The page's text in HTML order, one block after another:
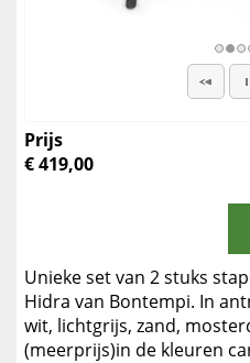
Prijs
€ 419,00
Unieke set van 2 stuks
Hidra van Bontempi. In
wit, lichtgrijs, zand,
(meerprijs)in de kleuren